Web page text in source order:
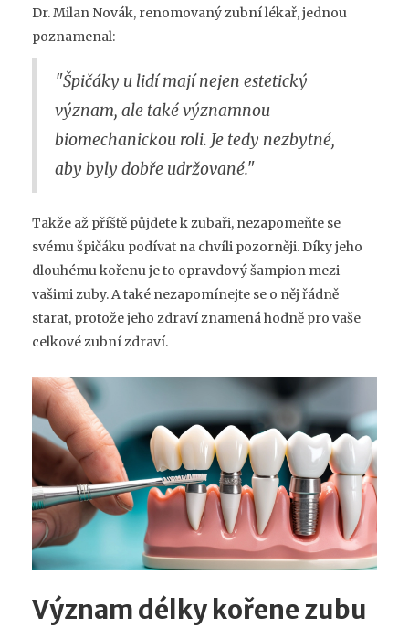
Dr. Milan Novák, renomovaný zubní lékař, jednou
poznamenal:
"Špičáky u lidí mají nejen estetický
význam, ale také významnou
biomechanickou roli. Je tedy nezbytné,
aby byly dobře udržované."
Takže až příště půjdete k zubaři, nezapomeňte se
svému špičáku podívat na chvíli pozorněji. Díky jeho
dlouhému kořenu je to opravdový šampion mezi
vašimi zuby. A také nezapomínejte se o něj řádně
starat, protože jeho zdraví znamená hodně pro vaše
celkové zubní zdraví.
Význam délky kořene zubu